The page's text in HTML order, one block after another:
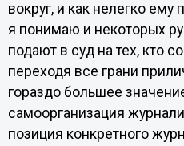
вокруг, и как нелегко
я понимаю и некоторых
подают в суд на тех, кто
переходя все грани
гораздо большее
самоорганизация
позиция конкретного